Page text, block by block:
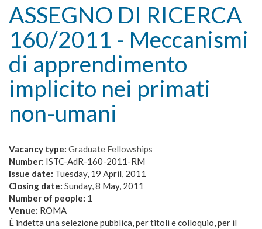
ASSEGNO DI RICERCA
160/2011 - Meccanismi
di apprendimento
implicito nei primati
non-umani
Vacancy type: Graduate Fellowships
Number: ISTC-AdR-160-2011-RM
Issue date: Tuesday, 19 April, 2011
Closing date: Sunday, 8 May, 2011
Number of people: 1
Venue: ROMA
É indetta una selezione pubblica, per titoli e colloquio, per il